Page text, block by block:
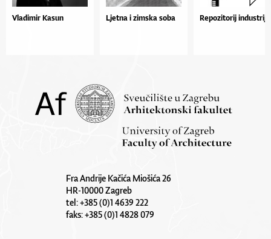
Vladimir Kasun Ljetna i zimska soba Repozitorij industrije
Fra Andrije Kačića Miošića 26
HR-10000 Zagreb
tel: +385 (0)1 4639 222
faks: +385 (0)1 4828 079